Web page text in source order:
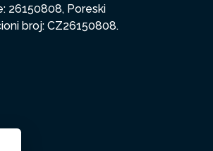
26150808, Poreski
broj: CZ26150808.